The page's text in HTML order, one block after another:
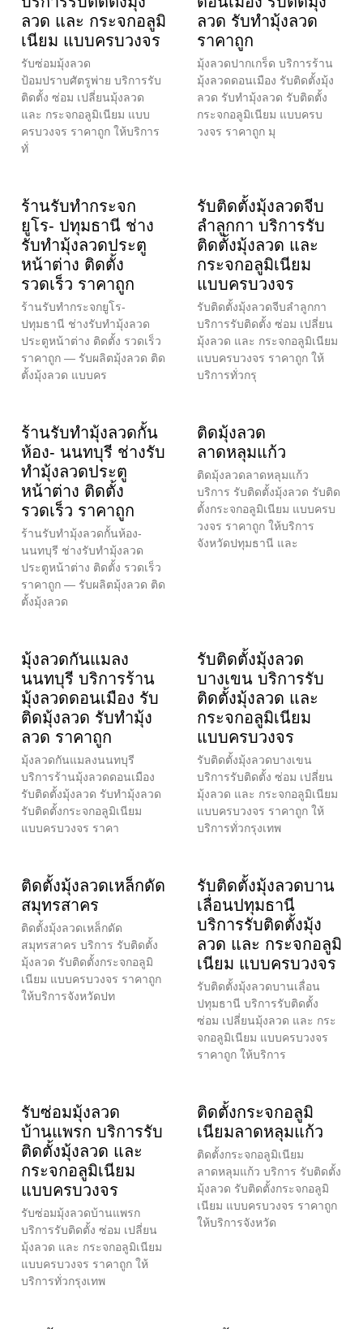
ลวด และ กระจกอลูมิ
เนียม แบบครบวงจร
รับซ่อมมุ้งลวด
ป้อมปราบศัตรูพ่าย บริการรับ
ติดตั้ง ซ่อม เปลี่ยนมุ้งลวด
และ กระจกอลูมิเนียม แบบ
ครบวงจร ราคาถูก ให้บริการ
ทั่
ลวด รับทำมุ้งลวด
ราคาถูก
มุ้งลวดปากเกร็ด บริการร้าน
มุ้งลวดดอนเมือง รับติดตั้งมุ้ง
ลวด รับทำมุ้งลวด รับติดตั้ง
กระจกอลูมิเนียม แบบครบ
วงจร ราคาถูก มุ
ร้านรับทำกระจก
ยูโร- ปทุมธานี ช่าง
รับทำมุ้งลวดประตู
หน้าต่าง ติดตั้ง
รวดเร็ว ราคาถูก
ร้านรับทำกระจกยูโร-
ปทุมธานี ช่างรับทำมุ้งลวด
ประตูหน้าต่าง ติดตั้ง รวดเร็ว
ราคาถูก — รับผลิตมุ้งลวด ติด
ตั้งมุ้งลวด แบบคร
รับติดตั้งมุ้งลวดจีบ
ลำลูกกา บริการรับ
ติดตั้งมุ้งลวด และ
กระจกอลูมิเนียม
แบบครบวงจร
รับติดตั้งมุ้งลวดจีบลำลูกกา
บริการรับติดตั้ง ซ่อม เปลี่ยน
มุ้งลวด และ กระจกอลูมิเนียม
แบบครบวงจร ราคาถูก ให้
บริการทั่วกรุ
ร้านรับทำมุ้งลวดกั้น
ห้อง- นนทบุรี ช่างรับ
ทำมุ้งลวดประตู
หน้าต่าง ติดตั้ง
รวดเร็ว ราคาถูก
ร้านรับทำมุ้งลวดกั้นห้อง-
นนทบุรี ช่างรับทำมุ้งลวด
ประตูหน้าต่าง ติดตั้ง รวดเร็ว
ราคาถูก — รับผลิตมุ้งลวด ติด
ตั้งมุ้งลวด
ติดมุ้งลวด
ลาดหลุมแก้ว
ติดมุ้งลวดลาดหลุมแก้ว
บริการ รับติดตั้งมุ้งลวด รับติด
ตั้งกระจกอลูมิเนียม แบบครบ
วงจร ราคาถูก ให้บริการ
จังหวัดปทุมธานี และ
มุ้งลวดกันแมลง
นนทบุรี บริการร้าน
มุ้งลวดดอนเมือง รับ
ติดมุ้งลวด รับทำมุ้ง
ลวด ราคาถูก
มุ้งลวดกันแมลงนนทบุรี
บริการร้านมุ้งลวดดอนเมือง
รับติดตั้งมุ้งลวด รับทำมุ้งลวด
รับติดตั้งกระจกอลูมิเนียม
แบบครบวงจร ราคา
รับติดตั้งมุ้งลวด
บางเขน บริการรับ
ติดตั้งมุ้งลวด และ
กระจกอลูมิเนียม
แบบครบวงจร
รับติดตั้งมุ้งลวดบางเขน
บริการรับติดตั้ง ซ่อม เปลี่ยน
มุ้งลวด และ กระจกอลูมิเนียม
แบบครบวงจร ราคาถูก ให้
บริการทั่วกรุงเทพ
ติดตั้งมุ้งลวดเหล็กดัด
สมุทรสาคร
ติดตั้งมุ้งลวดเหล็กดัด
สมุทรสาคร บริการ รับติดตั้ง
มุ้งลวด รับติดตั้งกระจกอลูมิ
เนียม แบบครบวงจร ราคาถูก
ให้บริการจังหวัดปท
รับติดตั้งมุ้งลวดบาน
เลื่อนปทุมธานี
บริการรับติดตั้งมุ้ง
ลวด และ กระจกอลูมิ
เนียม แบบครบวงจร
รับติดตั้งมุ้งลวดบานเลื่อน
ปทุมธานี บริการรับติดตั้ง
ซ่อม เปลี่ยนมุ้งลวด และ กระ
จกอลูมิเนียม แบบครบวงจร
ราคาถูก ให้บริการ
รับซ่อมมุ้งลวด
บ้านแพรก บริการรับ
ติดตั้งมุ้งลวด และ
กระจกอลูมิเนียม
แบบครบวงจร
รับซ่อมมุ้งลวดบ้านแพรก
บริการรับติดตั้ง ซ่อม เปลี่ยน
มุ้งลวด และ กระจกอลูมิเนียม
แบบครบวงจร ราคาถูก ให้
บริการทั่วกรุงเทพ
ติดตั้งกระจกอลูมิ
เนียมลาดหลุมแก้ว
ติดตั้งกระจกอลูมิเนียม
ลาดหลุมแก้ว บริการ รับติดตั้ง
มุ้งลวด รับติดตั้งกระจกอลูมิ
เนียม แบบครบวงจร ราคาถูก
ให้บริการจังหวัด